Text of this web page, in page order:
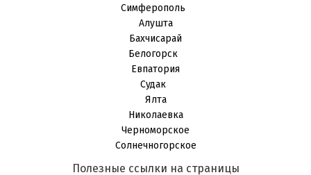
Симферополь
Алушта
Бахчисарай
Белогорск
Евпатория
Судак
Ялта
Николаевка
Черноморское
Солнечногорское
Полезные ссылки на страницы